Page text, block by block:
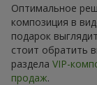
Оптимальное
композиция в
подарок
стоит обратить
раздела VIP-
продаж.